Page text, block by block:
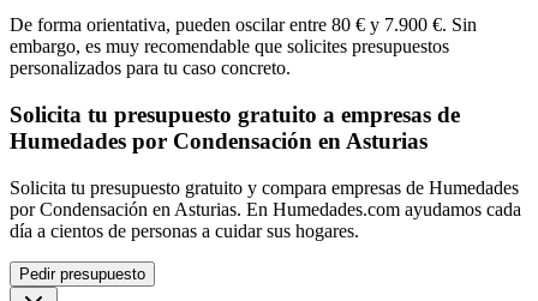
De forma orientativa, pueden oscilar entre 80 € y 7.900 €. Sin
embargo, es muy recomendable que solicites presupuestos
personalizados para tu caso concreto.
Solicita tu presupuesto gratuito a empresas de
Humedades por Condensación en Asturias
Solicita tu presupuesto gratuito y compara empresas de Humedades
por Condensación en Asturias. En Humedades.com ayudamos cada
día a cientos de personas a cuidar sus hogares.
Pedir presupuesto